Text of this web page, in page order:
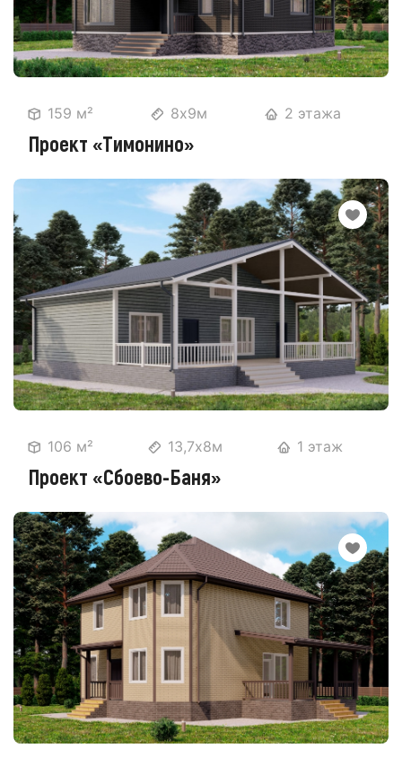
159 м² 8х9м 2 этажа
Проект «Тимонино»
106 м² 13,7х8м 1 этаж
Проект «Сбоево-Баня»